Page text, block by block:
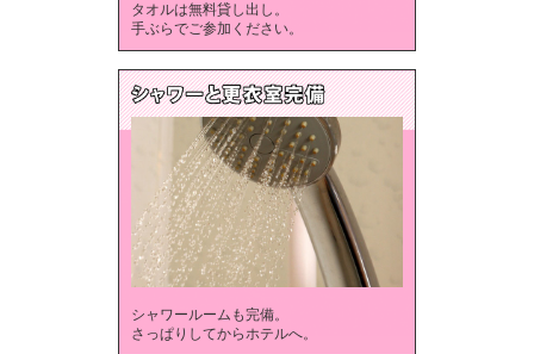
タオルは無料貸し出し。
手ぶらでご参加ください。
シャワールームも完備。
さっぱりしてからホテルへ。